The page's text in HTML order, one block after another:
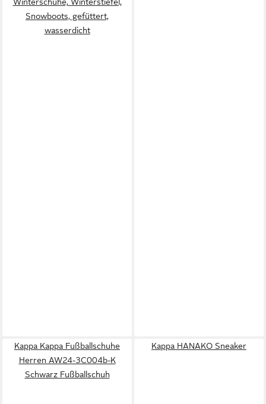
Snowboots, gefüttert,
wasserdicht
Kappa Kappa Fußballschuhe
Herren AW24-3C004b-K
Schwarz Fußballschuh
Kappa HANAKO Sneaker